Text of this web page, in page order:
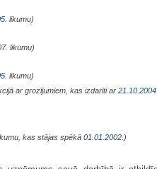
. likumu)
. likumu)
. likumu)
ar grozījumiem, kas izdarīti ar 21.10.2004.
kas stājas spēkā 01.01.2002.)